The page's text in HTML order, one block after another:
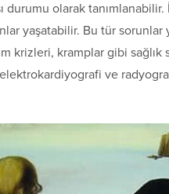
durumu olarak tanımlanabilir.
yaşatabilir. Bu tür sorunlar
krizleri, kramplar gibi
ve